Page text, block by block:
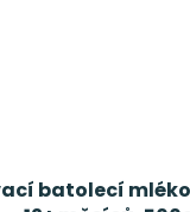
batolecí